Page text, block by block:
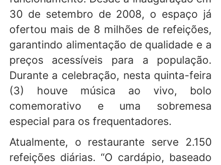
30 de setembro de 2008, o espaço já
ofertou mais de 8 milhões de refeições,
garantindo alimentação de qualidade e a
preços acessíveis para a população.
Durante a celebração, nesta quinta-feira
(3) houve música ao vivo, bolo
comemorativo e uma sobremesa
especial para os frequentadores.
Atualmente, o restaurante serve 2.150
refeições diárias. “O cardápio, baseado